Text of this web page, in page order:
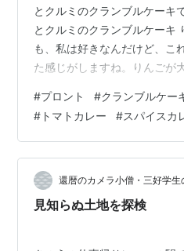
とクルミのクランブルケーキ
とクルミのクランブルケーキ
も、私は好きなんだけど、こ
た感じがしますね。りんごが
なんですが料理に使うときは
欲しいんですよねぇ。あと、
いうか、そもそも、クランブ
ーキとかと違う食感はあるわ
必要があったのかなぁ。なか
考えさせられる一品でした。
#プロント #クランブルケー
# トマトカレー #スパイスカ
還暦のカメラ小僧・三好学
見知らぬ土地を探検